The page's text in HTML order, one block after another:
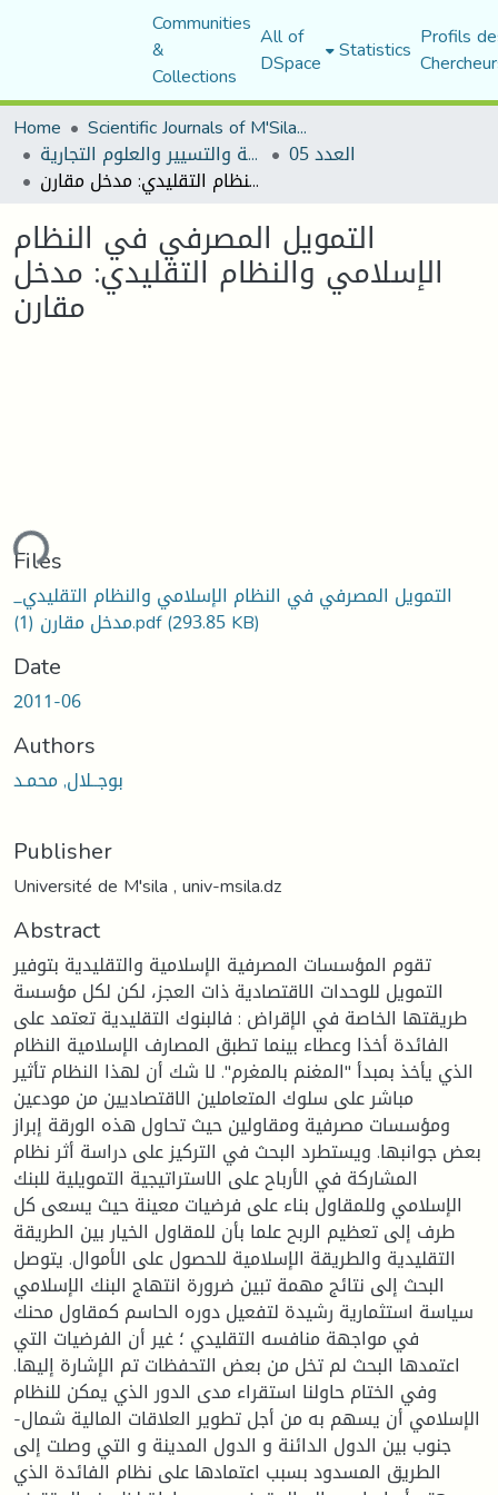
Communities
&
Collections
All of
DSpace Statistics Profils
Home
Scientific Journals of M'Sila University
مجلة العلوم الاقتصادية والتسيير والعلوم التجارية العدد 05
التمويل المصرفي في النظام الإسلامي والنظام التقليدي: مدخل مقارن
التمويل المصرفي في النظام
الإسلامي والنظام التقليدي: مدخل
مقارن
Files
التمويل المصرفي في النظام الإسلامي والنظام التقليدي_
مدخل مقارن (1).pdf(293.85 KB)
Date
2011-06
Authors
بوجــلال, محمـد
Publisher
Université de M'sila , univ-msila.dz
Abstract
تقوم المؤسسات المصرفية الإسلامية والتقليدية بتوفير
التمويل للوحدات الاقتصادية ذات العجز، لكن لكل مؤسسة
طريقتها الخاصة في الإقراض : فالبنوك التقليدية تعتمد على
الفائدة أخذا وعطاء بينما تطبق المصارف الإسلامية النظام
الذي يأخذ بمبدأ "المغنم بالمغرم". لا شك أن لهذا النظام تأثير
مباشر على سلوك المتعاملين الاقتصاديين من مودعين
ومؤسسات مصرفية ومقاولين حيث تحاول هذه الورقة إبراز
بعض جوانبها. ويستطرد البحث في التركيز على دراسة أثر نظام
المشاركة في الأرباح على الاستراتيجية التمويلية للبنك
الإسلامي وللمقاول بناء على فرضيات معينة حيث يسعى كل
طرف إلى تعظيم الربح علما بأن للمقاول الخيار بين الطريقة
التقليدية والطريقة الإسلامية للحصول على الأموال. يتوصل
البحث إلى نتائج مهمة تبين ضرورة انتهاج البنك الإسلامي
سياسة استثمارية رشيدة لتفعيل دوره الحاسم كمقاول محنك
في مواجهة منافسه التقليدي ؛ غير أن الفرضيات التي
اعتمدها البحث لم تخل من بعض التحفظات تم الإشارة إليها.
وفي الختام حاولنا استقراء مدى الدور الذي يمكن للنظام
الإسلامي أن يسهم به من أجل تطوير العلاقات المالية شمال-
جنوب بين الدول الدائنة و الدول المدينة و التي وصلت إلى
الطريق المسدود بسبب اعتمادها على نظام الفائدة الذي